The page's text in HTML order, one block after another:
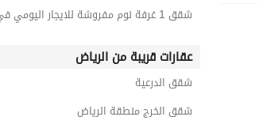
شقق 1 غرفة نوم مفروشة للايجار اليومي في الرياض
عقارات قريبة من الرياض
شقق الدرعية
شقق الخرج منطقة الرياض